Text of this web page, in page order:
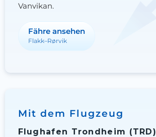
Vanvikan.
Fähre ansehen
Flakk–Rørvik
Mit dem Flugzeug
Flughafen Trondheim (TRD)